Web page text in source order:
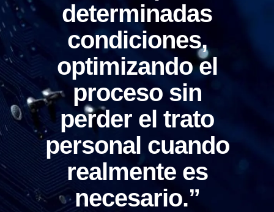
determinadas
condiciones,
optimizando el
proceso sin
perder el trato
personal cuando
realmente es
necesario.”